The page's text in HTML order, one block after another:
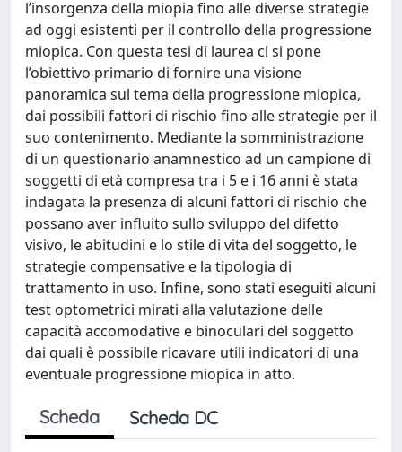
l’insorgenza della miopia fino alle diverse strategie
ad oggi esistenti per il controllo della progressione
miopica. Con questa tesi di laurea ci si pone
l’obiettivo primario di fornire una visione
panoramica sul tema della progressione miopica,
dai possibili fattori di rischio fino alle strategie per il
suo contenimento. Mediante la somministrazione
di un questionario anamnestico ad un campione di
soggetti di età compresa tra i 5 e i 16 anni è stata
indagata la presenza di alcuni fattori di rischio che
possano aver influito sullo sviluppo del difetto
visivo, le abitudini e lo stile di vita del soggetto, le
strategie compensative e la tipologia di
trattamento in uso. Infine, sono stati eseguiti alcuni
test optometrici mirati alla valutazione delle
capacità accomodative e binoculari del soggetto
dai quali è possibile ricavare utili indicatori di una
eventuale progressione miopica in atto.
Scheda Scheda DC